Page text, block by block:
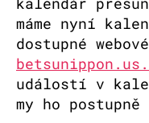
máme nyní
dostupné
událostí v
my ho postupně